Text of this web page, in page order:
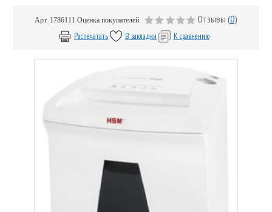
Арт. 1786111 Оценка покупателей Отзывы (0)
Распечатать В закладки К сравнению